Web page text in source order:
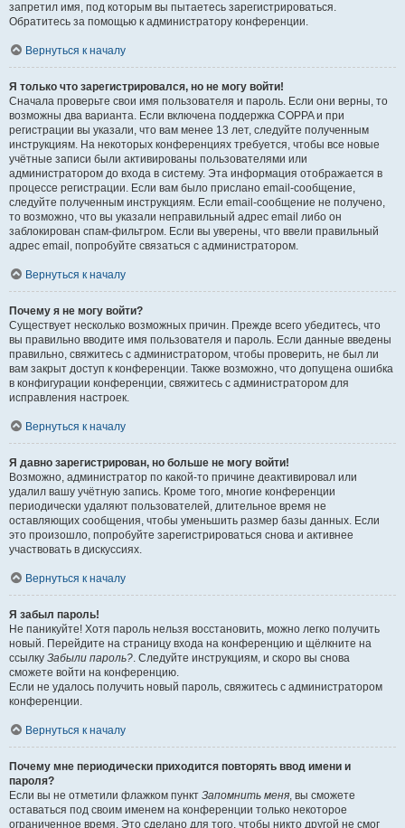
запретил имя, под которым вы пытаетесь зарегистрироваться.
Обратитесь за помощью к администратору конференции.
Вернуться к началу
Я только что зарегистрировался, но не могу войти!
Сначала проверьте свои имя пользователя и пароль. Если они верны, то
возможны два варианта. Если включена поддержка COPPA и при
регистрации вы указали, что вам менее 13 лет, следуйте полученным
инструкциям. На некоторых конференциях требуется, чтобы все новые
учётные записи были активированы пользователями или
администратором до входа в систему. Эта информация отображается в
процессе регистрации. Если вам было прислано email-сообщение,
следуйте полученным инструкциям. Если email-сообщение не получено,
то возможно, что вы указали неправильный адрес email либо он
заблокирован спам-фильтром. Если вы уверены, что ввели правильный
адрес email, попробуйте связаться с администратором.
Вернуться к началу
Почему я не могу войти?
Существует несколько возможных причин. Прежде всего убедитесь, что
вы правильно вводите имя пользователя и пароль. Если данные введены
правильно, свяжитесь с администратором, чтобы проверить, не был ли
вам закрыт доступ к конференции. Также возможно, что допущена ошибка
в конфигурации конференции, свяжитесь с администратором для
исправления настроек.
Вернуться к началу
Я давно зарегистрирован, но больше не могу войти!
Возможно, администратор по какой-то причине деактивировал или
удалил вашу учётную запись. Кроме того, многие конференции
периодически удаляют пользователей, длительное время не
оставляющих сообщения, чтобы уменьшить размер базы данных. Если
это произошло, попробуйте зарегистрироваться снова и активнее
участвовать в дискуссиях.
Вернуться к началу
Я забыл пароль!
Не паникуйте! Хотя пароль нельзя восстановить, можно легко получить
новый. Перейдите на страницу входа на конференцию и щёлкните на
ссылку Забыли пароль?. Следуйте инструкциям, и скоро вы снова
сможете войти на конференцию.
Если не удалось получить новый пароль, свяжитесь с администратором
конференции.
Вернуться к началу
Почему мне периодически приходится повторять ввод имени и
пароля?
Если вы не отметили флажком пункт Запомнить меня, вы сможете
оставаться под своим именем на конференции только некоторое
ограниченное время. Это сделано для того, чтобы никто другой не смог